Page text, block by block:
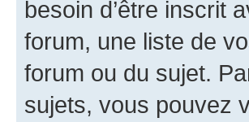
besoin d’être inscrit
forum, une liste de
forum ou du sujet.
sujets, vous pouvez